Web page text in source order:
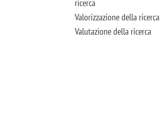
ricerca
Valorizzazione della ricerca
Valutazione della ricerca